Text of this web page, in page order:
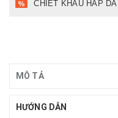
CHIẾT KHẤU HẤP
MÔ TẢ
HƯỚNG DẪN